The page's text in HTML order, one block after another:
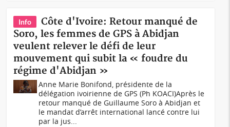
Info
Côte d'Ivoire: Retour manqué de
Soro, les femmes de GPS à Abidjan
veulent relever le défi de leur
mouvement qui subit la « foudre du
régime d'Abidjan »
Anne Marie Bonifond, présidente de la
délégation ivoirienne de GPS (Ph KOACI)Après le
retour manqué de Guillaume Soro à Abidjan et
le mandat d’arrêt international lancé contre lui
par la jus...